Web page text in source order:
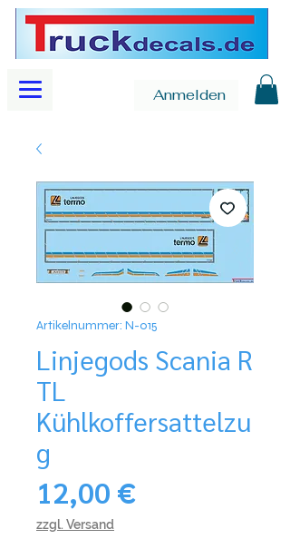
Anmelden
Artikelnummer: N-015
Linjegods Scania R
TL
Kühlkoffersattelzu
g
12,00 €Preis
zzgl. Versand